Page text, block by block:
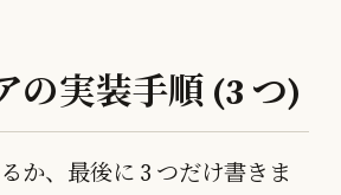
の実装手順 (3 つ)
か、最後に 3 つだけ書きま